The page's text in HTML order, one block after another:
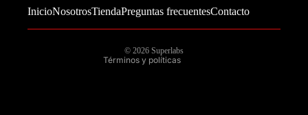
InicioNosotrosTiendaPreguntas frecuentesContacto
© 2026 Superlabs
Términos y políticas
Política de envío